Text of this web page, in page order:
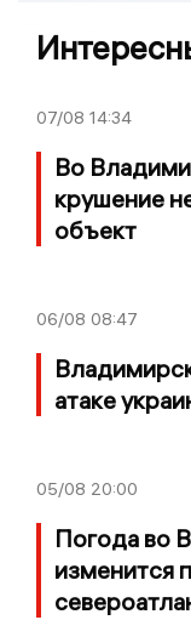
07/08 14:34
Во
крушение
объект
06/08 08:47
атаке
05/08 20:00
Погода во
изменится